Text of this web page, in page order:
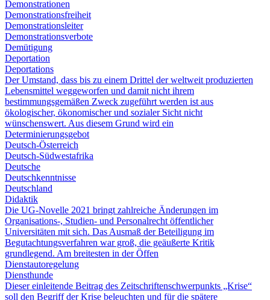
Demonstrationen
Demonstrationsfreiheit
Demonstrationsleiter
Demonstrationsverbote
Demütigung
Deportation
Deportations
Der Umstand, dass bis zu einem Drittel der weltweit produzierten
Lebensmittel weggeworfen und damit nicht ihrem
bestimmungsgemäßen Zweck zugeführt werden ist aus
ökologischer, ökonomischer und sozialer Sicht nicht
wünschenswert. Aus diesem Grund wird ein
Determinierungsgebot
Deutsch-Österreich
Deutsch-Südwestafrika
Deutsche
Deutschkenntnisse
Deutschland
Didaktik
Die UG-Novelle 2021 bringt zahlreiche Änderungen im
Organisations-, Studien- und Personalrecht öffentlicher
Universitäten mit sich. Das Ausmaß der Beteiligung im
Begutachtungsverfahren war groß, die geäußerte Kritik
grundlegend. Am breitesten in der Öffen
Dienstautoregelung
Diensthunde
Dieser einleitende Beitrag des Zeitschriftenschwerpunkts „Krise“
soll den Begriff der Krise beleuchten und für die spätere